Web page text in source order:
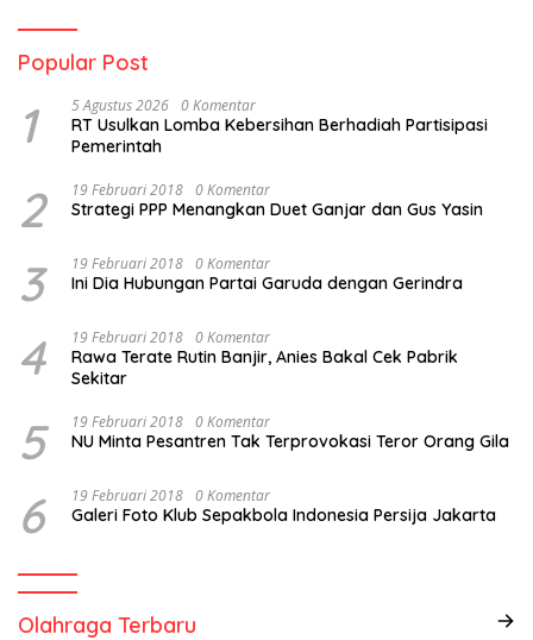
Popular Post
1 5 Agustus 2026 0 Komentar
RT Usulkan Lomba Kebersihan Berhadiah Partisipasi
Pemerintah
2 19 Februari 2018 0 Komentar
Strategi PPP Menangkan Duet Ganjar dan Gus Yasin
3 19 Februari 2018 0 Komentar
Ini Dia Hubungan Partai Garuda dengan Gerindra
4 19 Februari 2018 0 Komentar
Rawa Terate Rutin Banjir, Anies Bakal Cek Pabrik
Sekitar
5 19 Februari 2018 0 Komentar
NU Minta Pesantren Tak Terprovokasi Teror Orang Gila
6 19 Februari 2018 0 Komentar
Galeri Foto Klub Sepakbola Indonesia Persija Jakarta
Olahraga Terbaru